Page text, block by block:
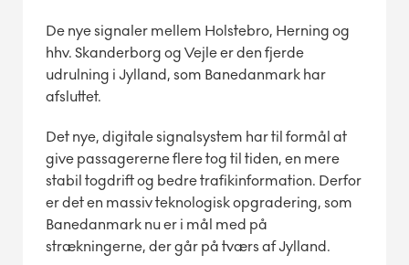
De nye signaler mellem Holstebro, Herning og
hhv. Skanderborg og Vejle er den fjerde
udrulning i Jylland, som Banedanmark har
afsluttet.
Det nye, digitale signalsystem har til formål at
give passagererne flere tog til tiden, en mere
stabil togdrift og bedre trafikinformation. Derfor
er det en massiv teknologisk opgradering, som
Banedanmark nu er i mål med på
strækningerne, der går på tværs af Jylland.